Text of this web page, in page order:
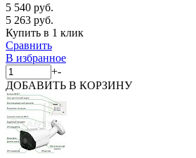
5 540 руб.
5 263 руб.
Купить в 1 клик
Сравнить
В избранное
+-
ДОБАВИТЬ В КОРЗИНУ